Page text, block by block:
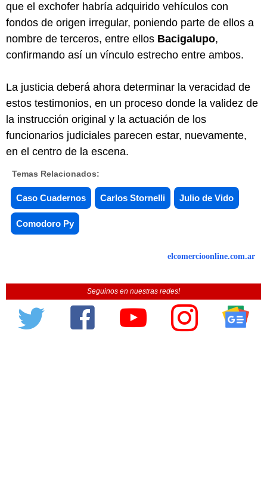
que el exchofer habría adquirido vehículos con
fondos de origen irregular, poniendo parte de ellos a
nombre de terceros, entre ellos Bacigalupo,
confirmando así un vínculo estrecho entre ambos.
La justicia deberá ahora determinar la veracidad de
estos testimonios, en un proceso donde la validez de
la instrucción original y la actuación de los
funcionarios judiciales parecen estar, nuevamente,
en el centro de la escena.
Temas Relacionados:
Caso Cuadernos Carlos Stornelli Julio de Vido
Comodoro Py
elcomercioonline.com.ar
Seguinos en nuestras redes!